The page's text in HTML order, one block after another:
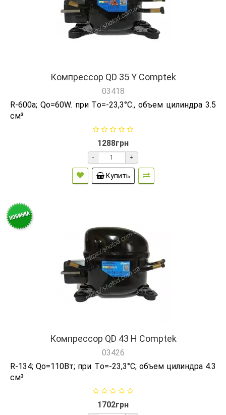
Компрессор QD 35 Y Comptek
03418
R-600а; Qо=60W. при Tо=-23,3°C., объем цилиндра 3.5
см³
1288грн
- +
Купить
Компрессор QD 43 H Comptek
03426
R-134; Qо=110Вт; при Tо=-23,3°C; объем цилиндра 4.3
см³
1702грн